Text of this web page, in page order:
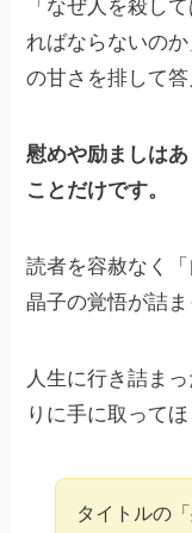
「なぜ人を殺し
ればならないの
の甘さを排して答
慰めや励ましは
ことだけです。
読者を容赦なく
晶子の覚悟が詰ま
人生に行き詰ま
りに手に取ってほ
タイトルの